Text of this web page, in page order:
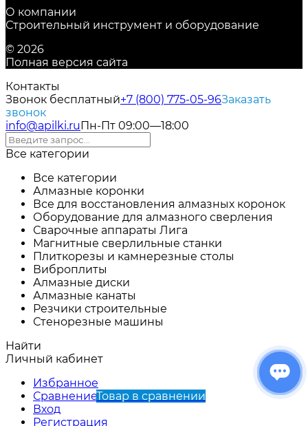
О компании
Строительный инструмент и оборудование
© 2026
Полная версия сайта
Контакты
Звонок бесплатный+7 (800) 775-05-96Заказать
звонок
info@apilki.ruПн-Пт 09:00—18:00
Все категории
Все категории
Алмазные коронки
Все для восстановления алмазных коронок
Оборудование для алмазного сверления
Сварочные аппараты Лига
Магнитные сверлильные станки
Плиткорезы и камнерезные столы
Виброплиты
Алмазные диски
Алмазные канаты
Резчики строительные
Стенорезные машины
Найти
Личный кабинет
Избранное
СравнениеТовар в сравнении
Вход
Регистрация